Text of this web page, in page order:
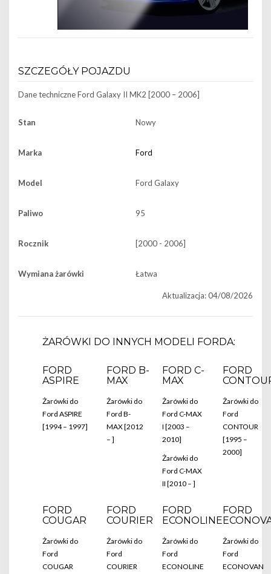
SZCZEGÓŁY POJAZDU
Dane techniczneFord Galaxy II MK2 [2000 – 2006]
Stan Nowy
Marka Ford
Model Ford Galaxy
Paliwo 95
Rocznik [2000 - 2006]
Wymiana żarówki Łatwa
Aktualizacja: 04/08/2026
ŻARÓWKI DO INNYCH MODELI FORDA:
FORD
ASPIRE
Żarówki do
Ford ASPIRE
[1994 – 1997]
FORD B-
MAX
Żarówki do
Ford B-
MAX [2012
– ]
FORD C-
MAX
Żarówki do
Ford C-MAX
I [2003 –
2010]
Żarówki do
Ford C-MAX
II [2010 – ]
FORD
Żarówki do
Ford
CONTOUR
[1995 –
2000]
FORD
COUGAR
Żarówki do
Ford
COUGAR
FORD
COURIER
Żarówki do
Ford
COURIER
FORD
ECONOLINE
Żarówki do
Ford
ECONOLINE
FORD
Żarówki do
Ford
ECONOVAN